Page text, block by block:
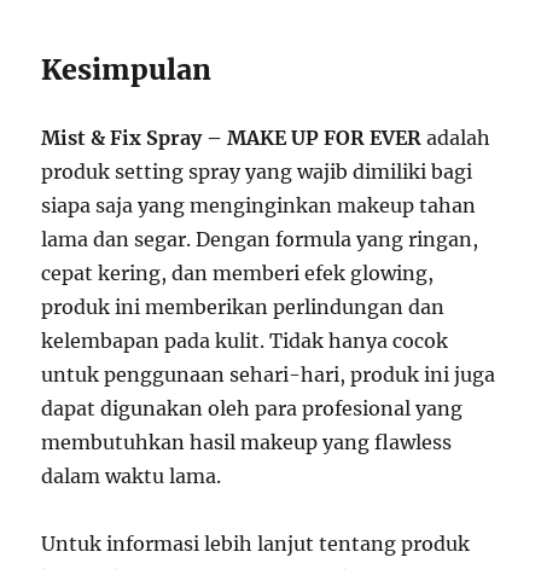
Kesimpulan
Mist & Fix Spray – MAKE UP FOR EVER adalah
produk setting spray yang wajib dimiliki bagi
siapa saja yang menginginkan makeup tahan
lama dan segar. Dengan formula yang ringan,
cepat kering, dan memberi efek glowing,
produk ini memberikan perlindungan dan
kelembapan pada kulit. Tidak hanya cocok
untuk penggunaan sehari-hari, produk ini juga
dapat digunakan oleh para profesional yang
membutuhkan hasil makeup yang flawless
dalam waktu lama.
Untuk informasi lebih lanjut tentang produk